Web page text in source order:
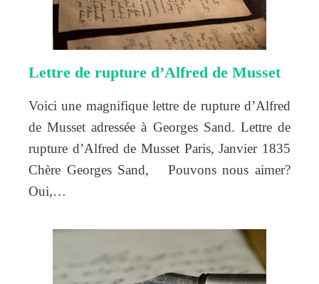
Lettre de rupture d’Alfred de Musset
Voici une magnifique lettre de rupture d’Alfred
de Musset adressée à Georges Sand. Lettre de
rupture d’Alfred de Musset Paris, Janvier 1835
Chère Georges Sand, Pouvons nous aimer?
Oui,…